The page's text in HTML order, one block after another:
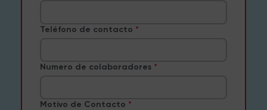
Teléfono de contacto
Numero de colaboradores
Motivo de Contacto